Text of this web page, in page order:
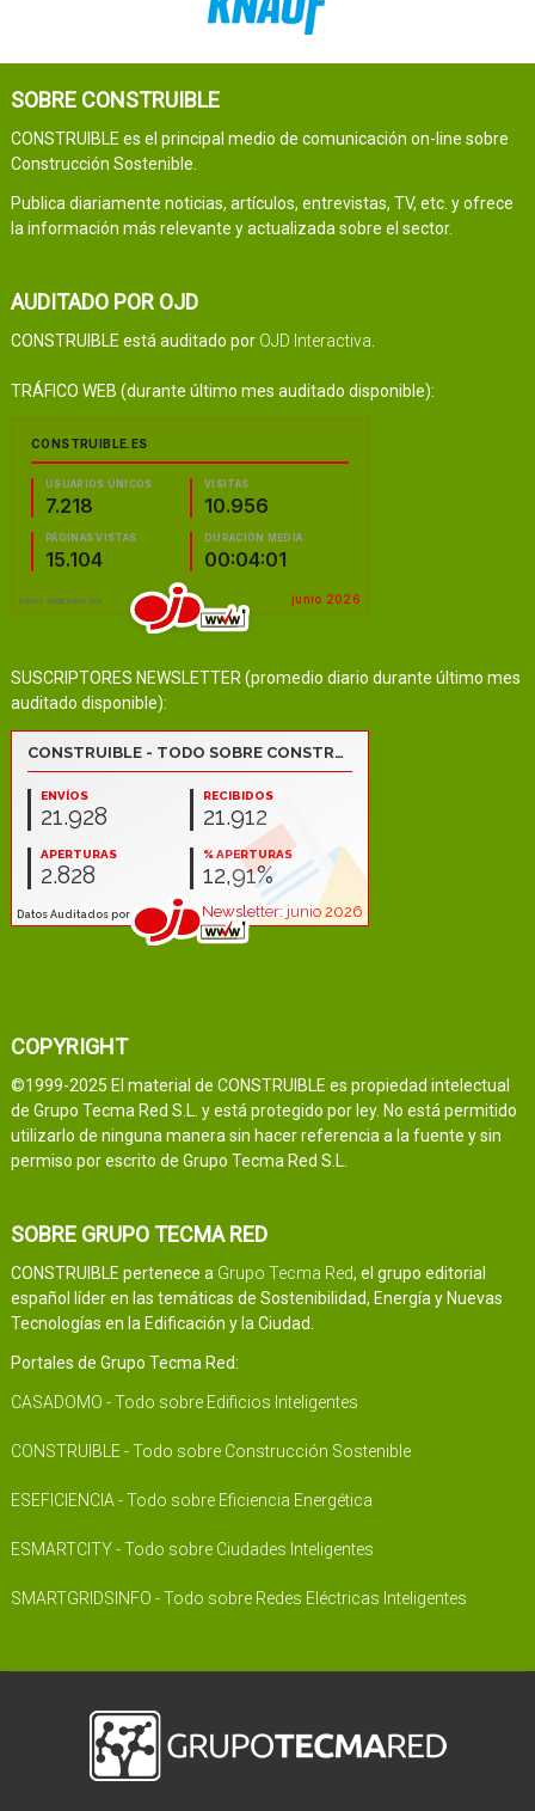
SOBRE CONSTRUIBLE
CONSTRUIBLE es el principal medio de comunicación on-line sobre
Construcción Sostenible.
Publica diariamente noticias, artículos, entrevistas, TV, etc. y ofrece
la información más relevante y actualizada sobre el sector.
AUDITADO POR OJD
CONSTRUIBLE está auditado por OJD Interactiva
TRÁFICO WEB (durante último mes auditado disponible):
SUSCRIPTORES NEWSLETTER (promedio diario durante último mes
auditado disponible):
COPYRIGHT
©1999-2025 El material de CONSTRUIBLE es propiedad intelectual
de Grupo Tecma Red S.L. y está protegido por ley. No está permitido
utilizarlo de ninguna manera sin hacer referencia a la fuente y sin
permiso por escrito de Grupo Tecma Red S.L.
SOBRE GRUPO TECMA RED
CONSTRUIBLE pertenece a Grupo Tecma Red, el grupo editorial
español líder en las temáticas de Sostenibilidad, Energía y Nuevas
Tecnologías en la Edificación y la Ciudad.
Portales de Grupo Tecma Red:
CASADOMO - Todo sobre Edificios Inteligentes
CONSTRUIBLE - Todo sobre Construcción Sostenible
ESEFICIENCIA - Todo sobre Eficiencia Energética
ESMARTCITY - Todo sobre Ciudades Inteligentes
SMARTGRIDSINFO - Todo sobre Redes Eléctricas Inteligentes